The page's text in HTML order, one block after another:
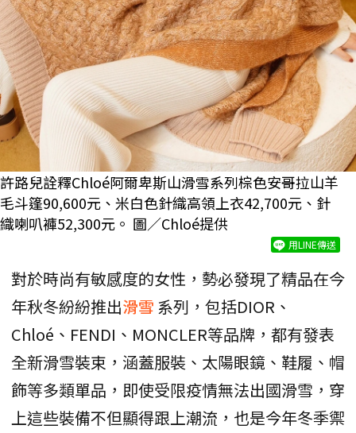
許路兒詮釋Chloé阿爾卑斯山滑雪系列棕色安哥拉山羊
毛斗篷90,600元、米白色針織高領上衣42,700元、針
織喇叭褲52,300元。 圖／Chloé提供
用LINE傳送
對於時尚有敏感度的女性，勢必發現了精品在今
年秋冬紛紛推出滑雪 系列，包括DIOR、
Chloé、FENDI、MONCLER等品牌，都有發表
全新滑雪裝束，涵蓋服裝、太陽眼鏡、鞋履、帽
飾等多類單品，即使受限疫情無法出國滑雪，穿
上這些裝備不但顯得跟上潮流，也是今年冬季禦